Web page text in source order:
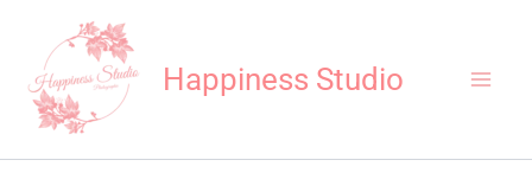
contenu
Happiness Studio